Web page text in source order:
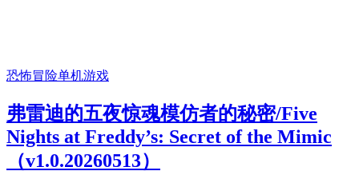
恐怖冒险单机游戏
弗雷迪的五夜惊魂模仿者的秘密/Five
Nights at Freddy’s: Secret of the Mimic
（v1.0.20260513）